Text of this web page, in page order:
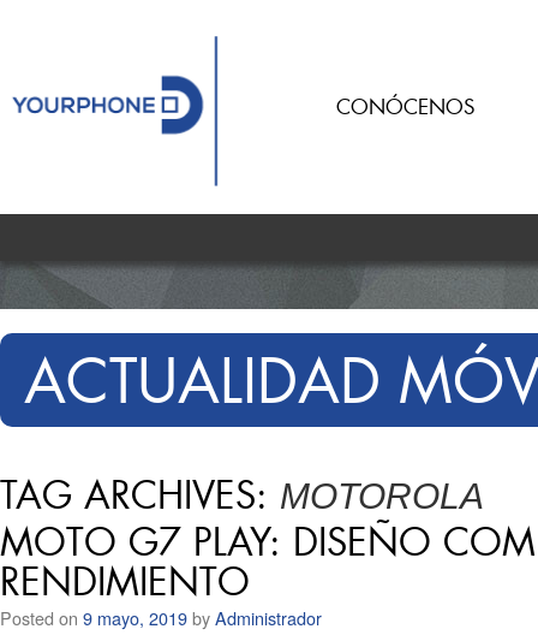
CONÓCENOS
ACTUALIDAD
TAG ARCHIVES: MOTOROLA
MOTO G7 PLAY: DISEÑO
RENDIMIENTO
Posted on 9 mayo, 2019byAdministrador